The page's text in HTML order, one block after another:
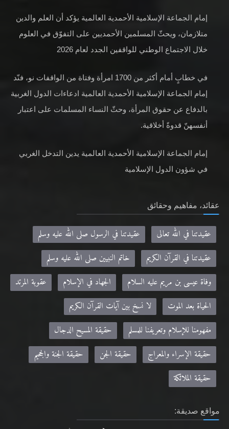
إمام الجماعة الإسلامية الأحمدية العالمية يؤكد أن العلم والدين
متلازمان، ويحثّ المسلمين الأحمديين على التفوّق في العلوم
خلال الاجتماع الوطني للواقفين الجدد لعام 2026
في خطابٍ أمام أكثر من 1700 امرأة وفتاة من الواقفات نو، فنّد
إمام الجماعة الإسلامية الأحمدية العالمية ادعاءات الدول الغربية
بالدفاع عن حقوق المرأة، وحثّ النساء المسلمات على اعتبار
أنفسهنّ قدوةً أخلاقية.
إمام الجماعة الإسلامية الأحمدية العالمية يدين التدخل الغربي
في شؤون الدول الإسلامية
عقائد، مفاهيم وحقائق
عقيدتنا في الله تعالى
عقيدتنا في الرسول صلى الله عليه وسلم
عقيدتنا في القرآن الكريم
خاتم النبيين صلى الله عليه وسلم
وفاة عيسى بن مريم عليه السلام
الجهاد في الإسلام
عقوبة المرتد
الحياة بعد الموت
لا نسخ بين آيات القرآن الكريم
مفهومنا للإسلام وتعريفنا للمسلم
حقيقة المسيح الدجال
حقيقة الإسراء والمعراج
حقيقة الجن
حقيقة الجنة والجحيم
حقيقة الملائكة
مواقع صديقة: